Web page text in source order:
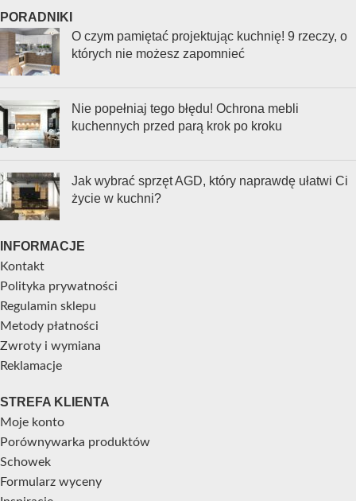
PORADNIKI
O czym pamiętać projektując kuchnię! 9 rzeczy, o
których nie możesz zapomnieć
Nie popełniaj tego błędu! Ochrona mebli
kuchennych przed parą krok po kroku
Jak wybrać sprzęt AGD, który naprawdę ułatwi Ci
życie w kuchni?
INFORMACJE
Kontakt
Polityka prywatności
Regulamin sklepu
Metody płatności
Zwroty i wymiana
Reklamacje
STREFA KLIENTA
Moje konto
Porównywarka produktów
Schowek
Formularz wyceny